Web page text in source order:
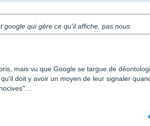
google qui gère ce qu'il affiche, pas nous
mais vu que Google se targue de
doit y avoir un moyen de leur signaler